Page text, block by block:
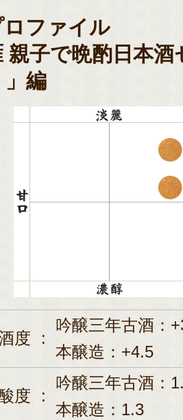
ファイル
親子で晩酌日本
」編
度 :
吟醸三年古酒：
本醸造：+4.5
度 :
吟醸三年古酒：
本醸造：1.3